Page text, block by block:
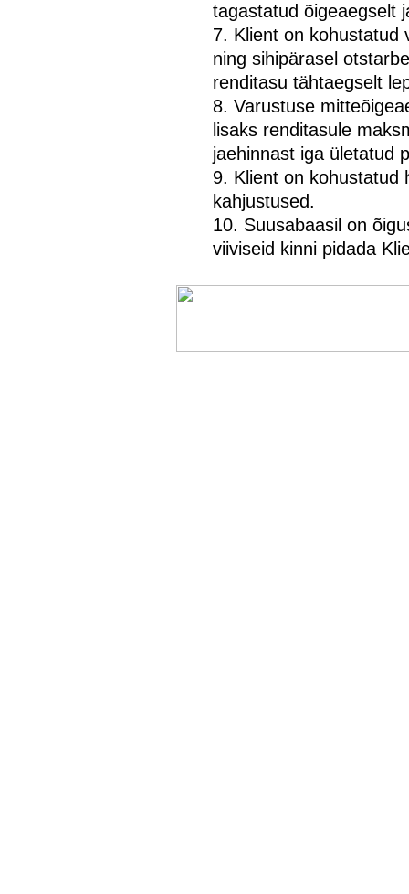
tagastatud õigeaegselt
7. Klient on kohustatud
ning sihipärasel
renditasu tähtaegselt
8. Varustuse
lisaks renditasule
jaehinnast iga ületatud
9. Klient on kohustatud
kahjustused.
10. Suusabaasil on
viiviseid kinni pidada